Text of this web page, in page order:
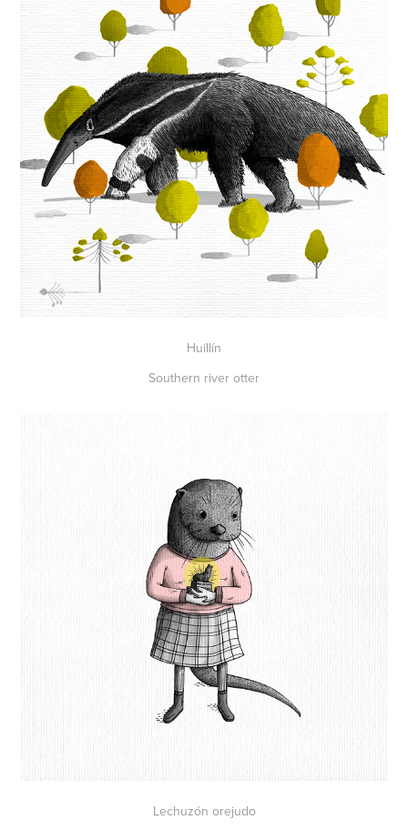
Huillín
Southern river otter
Lechuzón orejudo